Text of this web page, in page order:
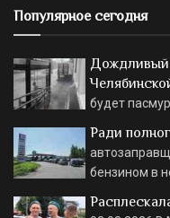
Популярное сегодня
Дождливый
будет
Ради
бензином в